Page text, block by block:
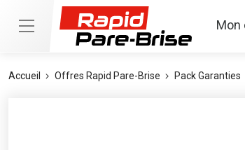
Mon
Accueil Offres Rapid Pare-Brise Pack Garanties